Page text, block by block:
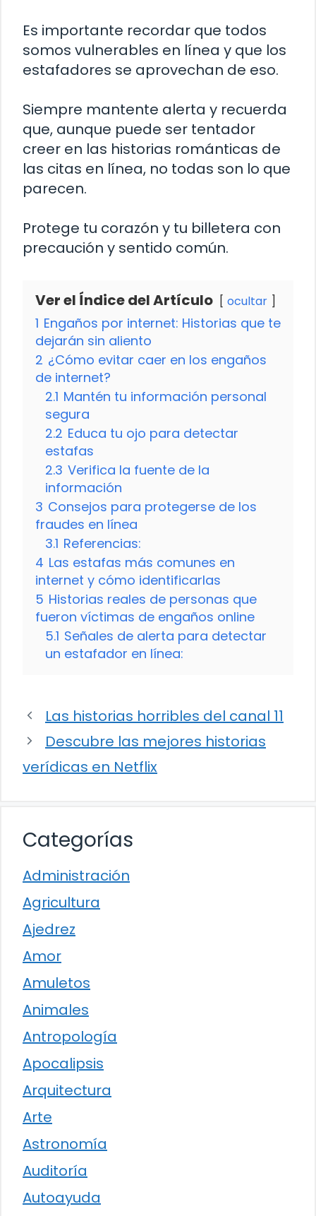
Es importante recordar que todos
somos vulnerables en línea y que los
estafadores se aprovechan de eso.
Siempre mantente alerta y recuerda
que, aunque puede ser tentador
creer en las historias románticas de
las citas en línea, no todas son lo que
parecen.
Protege tu corazón y tu billetera con
precaución y sentido común.
Ver el Índice del Artículo ocultar
1 Engaños por internet: Historias que te
dejarán sin aliento
2 ¿Cómo evitar caer en los engaños
de internet?
2.1 Mantén tu información personal
segura
2.2 Educa tu ojo para detectar
estafas
2.3 Verifica la fuente de la
información
3 Consejos para protegerse de los
fraudes en línea
3.1 Referencias:
4 Las estafas más comunes en
internet y cómo identificarlas
5 Historias reales de personas que
fueron víctimas de engaños online
5.1 Señales de alerta para detectar
un estafador en línea:
Las historias horribles del canal 11
Descubre las mejores historias
verídicas en Netflix
Categorías
Administración
Agricultura
Ajedrez
Amor
Amuletos
Animales
Antropología
Apocalipsis
Arquitectura
Arte
Astronomía
Auditoría
Autoayuda